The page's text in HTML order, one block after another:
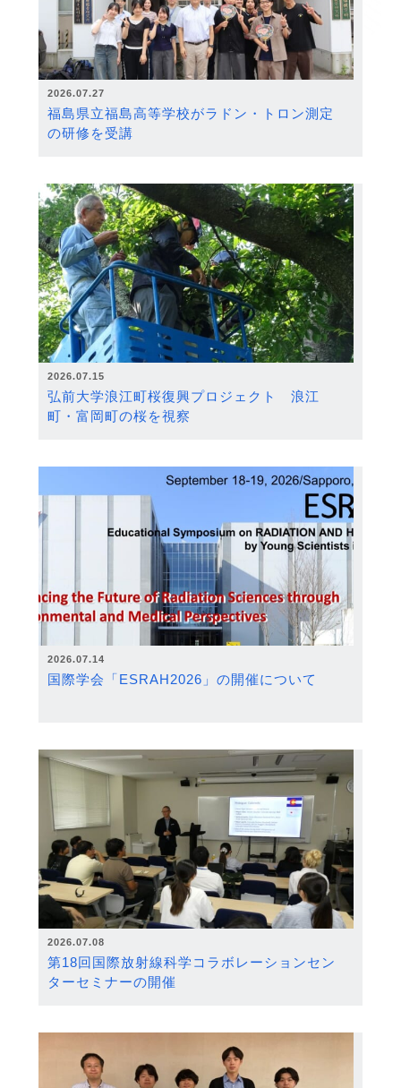
2026.07.27
福島県立福島高等学校がラドン・トロン測定
の研修を受講
2026.07.15
弘前大学浪江町桜復興プロジェクト 浪江
町・富岡町の桜を視察
2026.07.14
国際学会「ESRAH2026」の開催について
2026.07.08
第18回国際放射線科学コラボレーションセン
ターセミナーの開催